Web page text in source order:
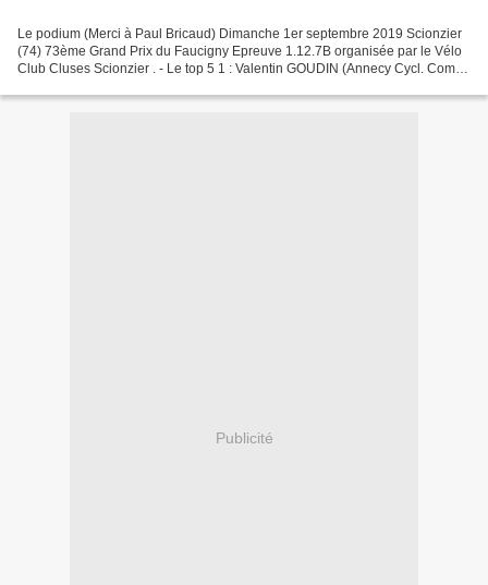
Le podium (Merci à Paul Bricaud) Dimanche 1er septembre 2019 Scionzier
(74) 73ème Grand Prix du Faucigny Epreuve 1.12.7B organisée par le Vélo
Club Cluses Scionzier . - Le top 5 1 : Valentin GOUDIN (Annecy Cycl. Comp.)
Publicité